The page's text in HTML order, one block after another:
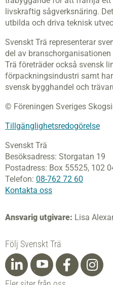
livskraftig sågverksnäring.
utbilda och driva teknisk
Svenskt Trä representerar
del av
Trä företräder också svensk
förpackningsindustri samt
svensk bygghandel och
© Föreningen Sveriges
Tillgänglighetsredogörelse
Svenskt Trä
Besöksadress: Storgatan 19
Postadress: Box 55525, 102
Telefon: 08-762 72 60
Kontakta oss
Ansvarig utgivare: Lisa
Följ Svenskt Trä